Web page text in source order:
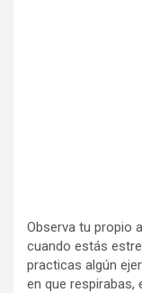
Observa tu propio
cuando estás
practicas algún
en que respirabas,